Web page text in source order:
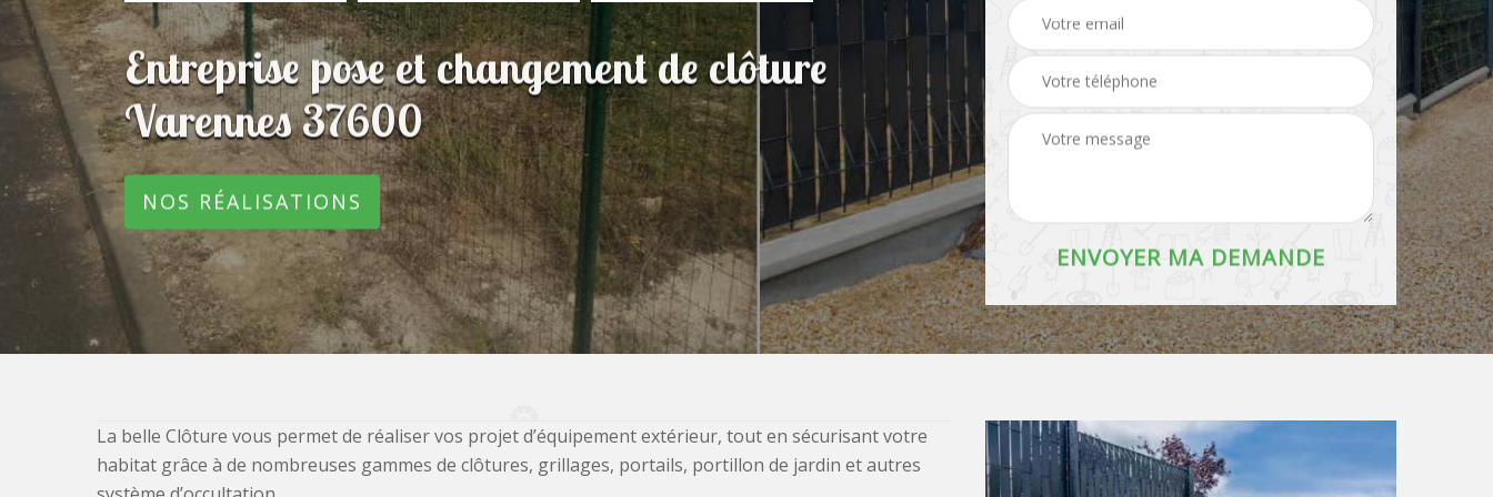
Entreprise pose et changement de clôture
Varennes 37600
NOS RÉALISATIONS
La belle Clôture vous permet de réaliser vos projet d’équipement extérieur, tout en sécurisant votre
habitat grâce à de nombreuses gammes de clôtures, grillages, portails, portillon de jardin et autres